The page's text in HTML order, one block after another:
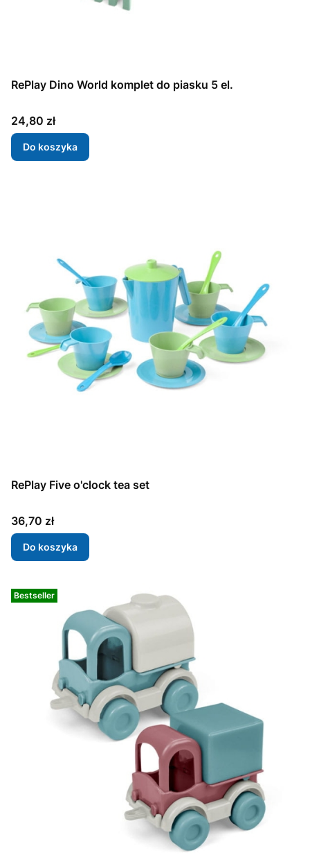
RePlay Dino World komplet do piasku 5 el.
Cena
24,80 zł
Do koszyka
RePlay Five o'clock tea set
Cena
36,70 zł
Do koszyka
Bestseller